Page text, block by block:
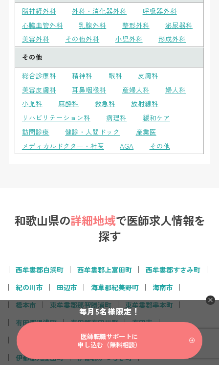
脳神経外科
外科・消化器外科
呼吸器外科
心臓血管外科
乳腺外科 整形外科
泌尿器科
美容外科
その他外科 小児外科
形成外科
その他
総合診療科
精神科 眼科
皮膚科
美容皮膚科
耳鼻咽喉科 産婦人科
婦人科
小児科
麻酔科 救急科
放射線科
リハビリテーション科
病理科
緩和ケア
訪問診療
健診・人間ドック
産業医
メディカルドクター・社医
AGA その他
和歌山県の詳細地域で医師求人情報を
探す
西牟婁郡白浜町 西牟婁郡上富田町
西牟婁郡すさみ町
紀の川市
田辺市 海草郡紀美野町
海南市
橋本市
東牟婁郡那智勝浦町
東牟婁郡串本町
有田郡湯浅町
有田郡有田川町
有田市
日高郡美浜町
新宮市 御坊市
和歌山市
伊都郡九度山町
伊都郡かつらぎ町
毎月5名様限定！
医師転職サポートに
申し込む（無料相談）